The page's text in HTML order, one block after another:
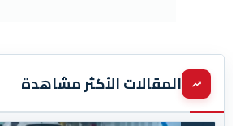
المقالات الأكثر مشاهدة